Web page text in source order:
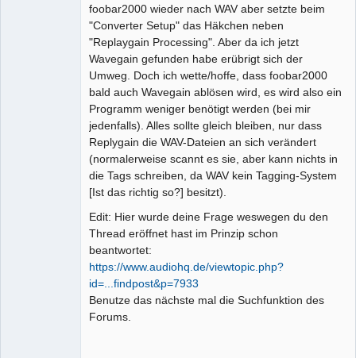
foobar2000 wieder nach WAV aber setzte beim
"Converter Setup" das Häkchen neben
"Replaygain Processing". Aber da ich jetzt
Wavegain gefunden habe erübrigt sich der
Umweg. Doch ich wette/hoffe, dass foobar2000
bald auch Wavegain ablösen wird, es wird also ein
Programm weniger benötigt werden (bei mir
jedenfalls). Alles sollte gleich bleiben, nur dass
Replygain die WAV-Dateien an sich verändert
(normalerweise scannt es sie, aber kann nichts in
die Tags schreiben, da WAV kein Tagging-System
[Ist das richtig so?] besitzt).
Edit: Hier wurde deine Frage weswegen du den
Thread eröffnet hast im Prinzip schon
beantwortet:
https://www.audiohq.de/viewtopic.php?
id=...findpost&p=7933
Benutze das nächste mal die Suchfunktion des
Forums.